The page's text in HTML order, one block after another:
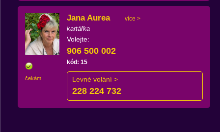
čekám
Jana Aurea více >
kartářka
Volejte:
906 500 002
kód: 15
Levné volání >
228 224 732